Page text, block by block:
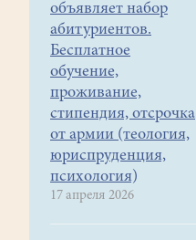
объявляет набор
абитуриентов.
Бесплатное
обучение,
проживание,
стипендия, отсрочка
от армии (теология,
юриспруденция,
психология)
17 апреля 2026